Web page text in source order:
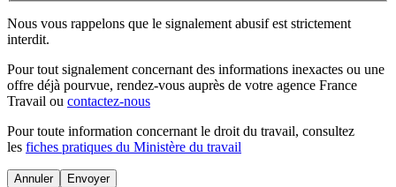
Nous vous rappelons que le signalement abusif est strictement
interdit.
Pour tout signalement concernant des informations inexactes ou une
offre déjà pourvue, rendez-vous auprès de votre agence France
Travail ou contactez-nous
Pour toute information concernant le droit du travail, consultez
les fiches pratiques du Ministère du travail
Annuler